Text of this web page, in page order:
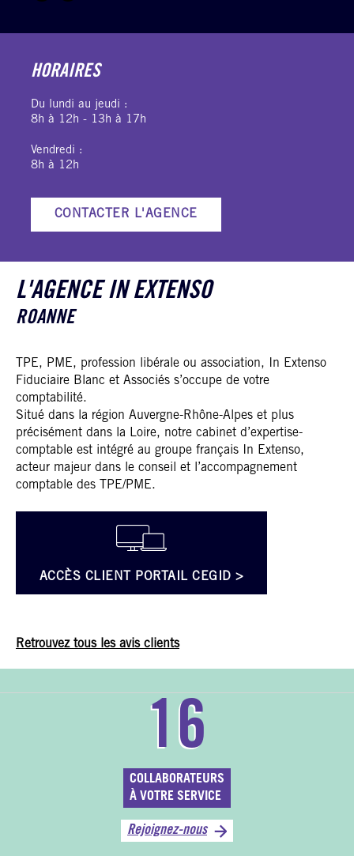
HORAIRES
Du lundi au jeudi :
8h à 12h - 13h à 17h
Vendredi :
8h à 12h
CONTACTER L'AGENCE
L'AGENCE IN EXTENSO
ROANNE
TPE, PME, profession libérale ou association, In Extenso
Fiduciaire Blanc et Associés s’occupe de votre
comptabilité.
Situé dans la région Auvergne-Rhône-Alpes et plus
précisément dans la Loire, notre cabinet d’expertise-
comptable est intégré au groupe français In Extenso,
acteur majeur dans le conseil et l’accompagnement
comptable des TPE/PME.
ACCÈS CLIENT PORTAIL CEGID >
Retrouvez tous les avis clients
16
COLLABORATEURS
À VOTRE SERVICE
Rejoignez-nous